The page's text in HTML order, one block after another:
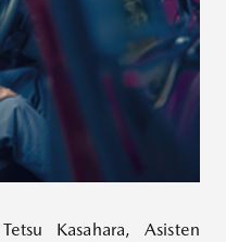
Kasahara, Asisten